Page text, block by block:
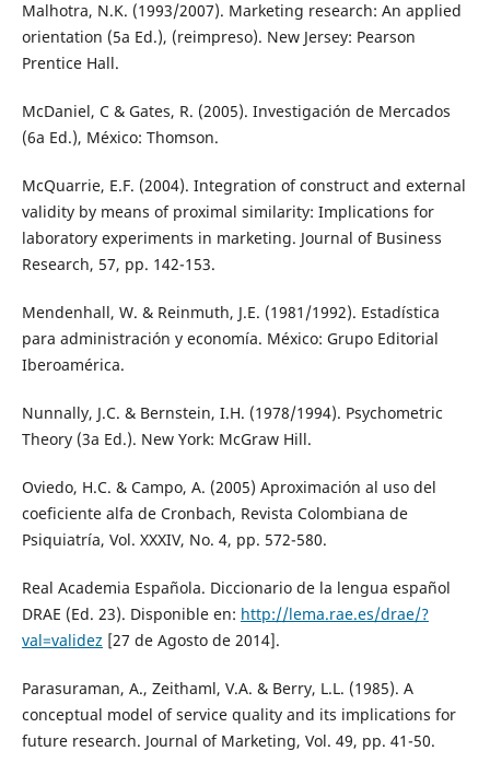
Malhotra, N.K. (1993/2007). Marketing research: An applied
orientation (5a Ed.), (reimpreso). New Jersey: Pearson
Prentice Hall.
McDaniel, C & Gates, R. (2005). Investigación de Mercados
(6a Ed.), México: Thomson.
McQuarrie, E.F. (2004). Integration of construct and external
validity by means of proximal similarity: Implications for
laboratory experiments in marketing. Journal of Business
Research, 57, pp. 142-153.
Mendenhall, W. & Reinmuth, J.E. (1981/1992). Estadística
para administración y economía. México: Grupo Editorial
Iberoamérica.
Nunnally, J.C. & Bernstein, I.H. (1978/1994). Psychometric
Theory (3a Ed.). New York: McGraw Hill.
Oviedo, H.C. & Campo, A. (2005) Aproximación al uso del
coeficiente alfa de Cronbach, Revista Colombiana de
Psiquiatría, Vol. XXXIV, No. 4, pp. 572-580.
Real Academia Española. Diccionario de la lengua español
DRAE (Ed. 23). Disponible en: http://lema.rae.es/drae/?
val=validez [27 de Agosto de 2014].
Parasuraman, A., Zeithaml, V.A. & Berry, L.L. (1985). A
conceptual model of service quality and its implications for
future research. Journal of Marketing, Vol. 49, pp. 41-50.